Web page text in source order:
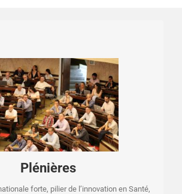
Plénières
forte, pilier de l’innovation en Santé,
Mardi 30 juin
Mercredi 1er juillet
de la journée : R&D en santé, innovation,
: les CRO précliniques françaises
cœur du leadership européen